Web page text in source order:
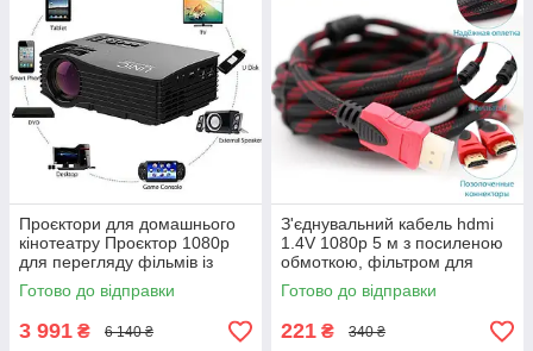
Проєктори для домашнього
кінотеатру Проєктор 1080p
для перегляду фільмів із
вбудованим wi fi та
підтримкою 1080p
Готово до відправки
3 991 ₴ 6 140 ₴
З'єднувальний кабель hdmi
1.4V 1080p 5 м з посиленою
обмоткою, фільтром для
комп'ютера ноутбука
приставки прое
Готово до відправки
221 ₴ 340 ₴